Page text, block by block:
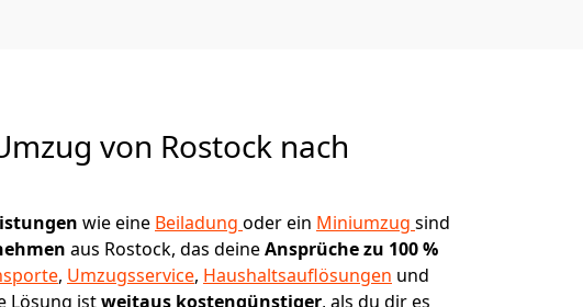
von Rostock nach
wie eine Beiladung oder ein Miniumzug sind
aus Rostock, das deineAnsprüche zu 100 %
, Umzugsservice, Haushaltsauflösungen und
Lösung istweitaus kostengünstiger, als du dir es